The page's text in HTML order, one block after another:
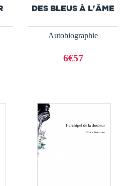
DES BLEUS À L'ÂME
Autobiographie
6€57